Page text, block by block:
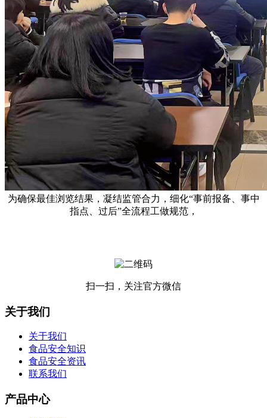
为确保最佳浏览结果，凝结监管合力，细化“事前报备、事中
指点、过后”全流程工做规范，
扫一扫，关注官方微信
关于我们
关于我们
食品安全知识
食品安全资讯
联系我们
产品中心